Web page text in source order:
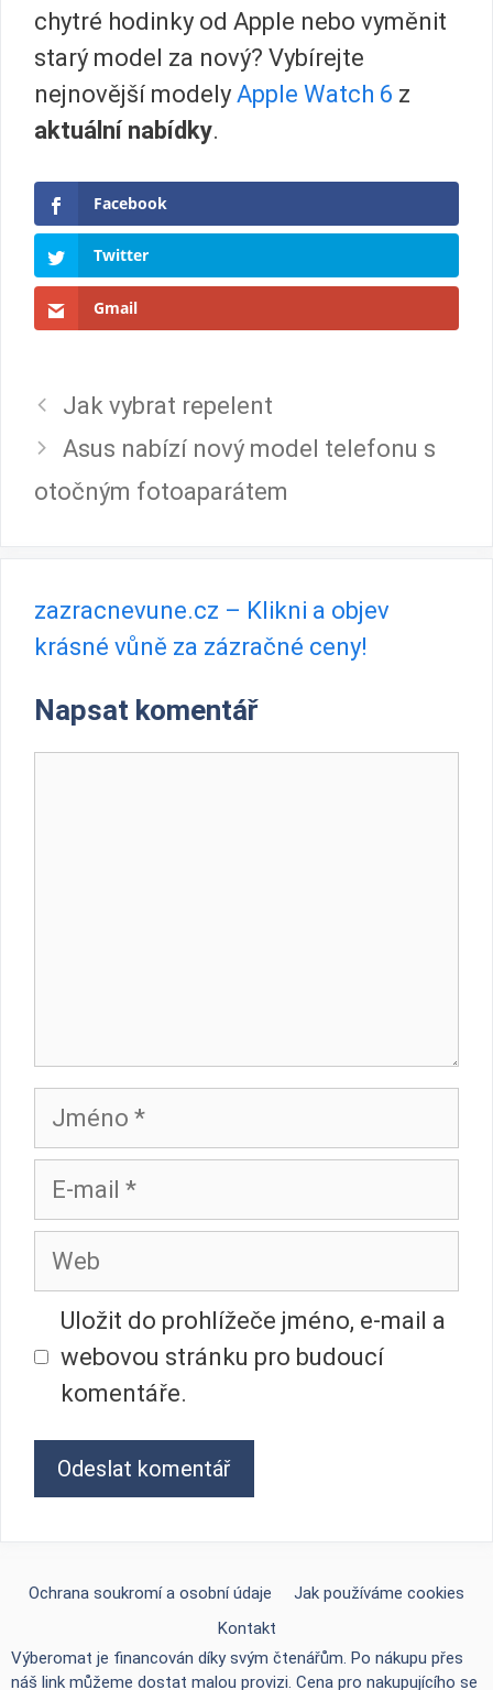
chytré hodinky od Apple nebo vyměnit
starý model za nový? Vybírejte
nejnovější modely Apple Watch 6 z
aktuální nabídky.
Facebook
Twitter
Gmail
Jak vybrat repelent
Asus nabízí nový model telefonu s
otočným fotoaparátem
zazracnevune.cz – Klikni a objev
krásné vůně za zázračné ceny!
Napsat komentář
Jméno
E-
mail
Web
Uložit do prohlížeče jméno, e-mail a
webovou stránku pro budoucí
komentáře.
Ochrana soukromí a osobní údaje
Jak používáme cookies
Kontakt
Výberomat je financován díky svým čtenářům. Po nákupu přes
náš link můžeme dostat malou provizi. Cena pro nakupujícího se